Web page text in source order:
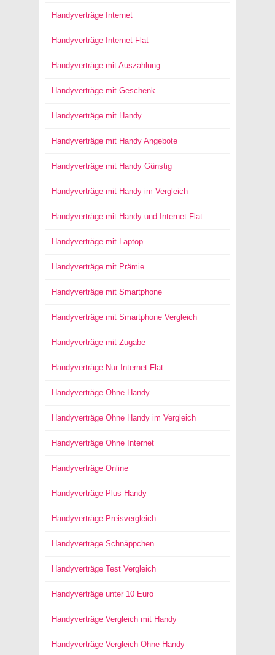
Handyverträge Internet
Handyverträge Internet Flat
Handyverträge mit Auszahlung
Handyverträge mit Geschenk
Handyverträge mit Handy
Handyverträge mit Handy Angebote
Handyverträge mit Handy Günstig
Handyverträge mit Handy im Vergleich
Handyverträge mit Handy und Internet Flat
Handyverträge mit Laptop
Handyverträge mit Prämie
Handyverträge mit Smartphone
Handyverträge mit Smartphone Vergleich
Handyverträge mit Zugabe
Handyverträge Nur Internet Flat
Handyverträge Ohne Handy
Handyverträge Ohne Handy im Vergleich
Handyverträge Ohne Internet
Handyverträge Online
Handyverträge Plus Handy
Handyverträge Preisvergleich
Handyverträge Schnäppchen
Handyverträge Test Vergleich
Handyverträge unter 10 Euro
Handyverträge Vergleich mit Handy
Handyverträge Vergleich Ohne Handy